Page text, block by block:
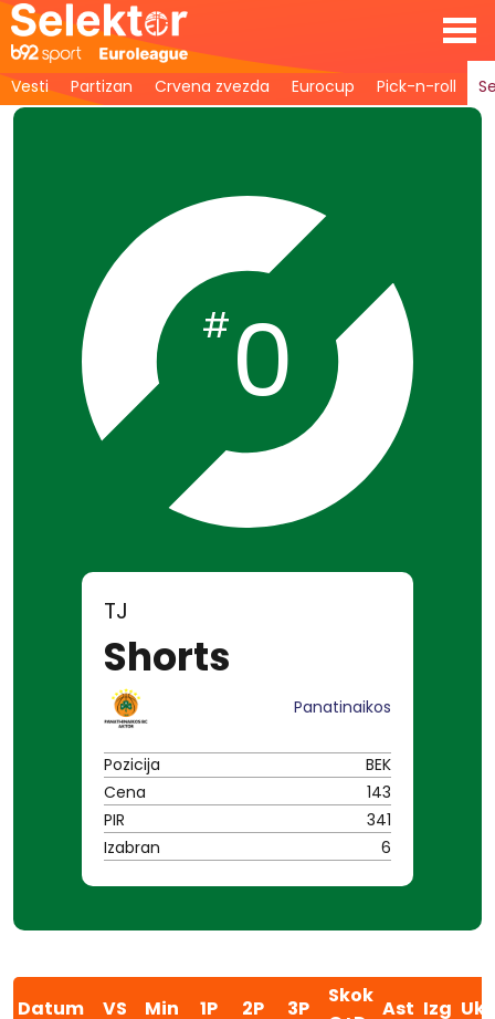
Vesti Partizan Crvena zvezda Eurocup Pick-n-roll
TJ
Shorts
Panatinaikos
Pozicija
BEK
Cena
143
PIR
341
Izabran
6
#0
Datum VS Min 1P 2P 3P
Skok
Ast Izg Ukr